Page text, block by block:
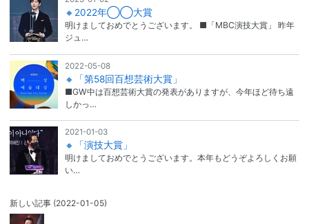
🔸2022年◯◯大賞
明けましておめでとうございます。 ■「MBC演技大賞」 昨年
ジュ…
2022-05-08
🔸「第58回百想芸術大賞」
■GW中は百想芸術大賞の発表がありますが、今年ほど待ち遠
しかっ…
2021-01-03
🔸「演技大賞」
明けましておめでとうございます。本年もどうぞよろしくお願
い…
新しい記事 (2022-01-05)